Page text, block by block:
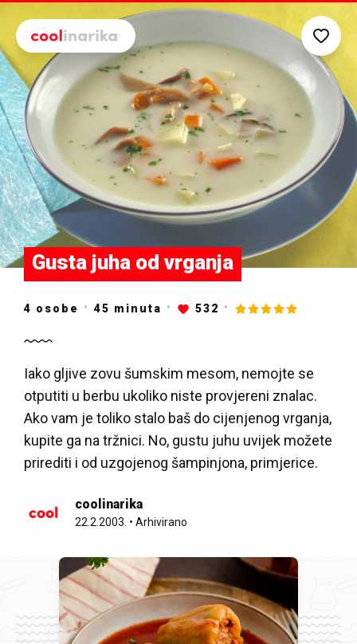
Preskoči na glavni sadržaj
Gusta juha od vrganja
4 osobe 45 minuta 532
Iako gljive zovu šumskim mesom, nemojte se
otputiti u berbu ukoliko niste provjereni znalac.
Ako vam je toliko stalo baš do cijenjenog vrganja,
kupite ga na tržnici. No, gustu juhu uvijek možete
prirediti i od uzgojenog šampinjona, primjerice.
coolinarika
22.2.2003. • Arhivirano